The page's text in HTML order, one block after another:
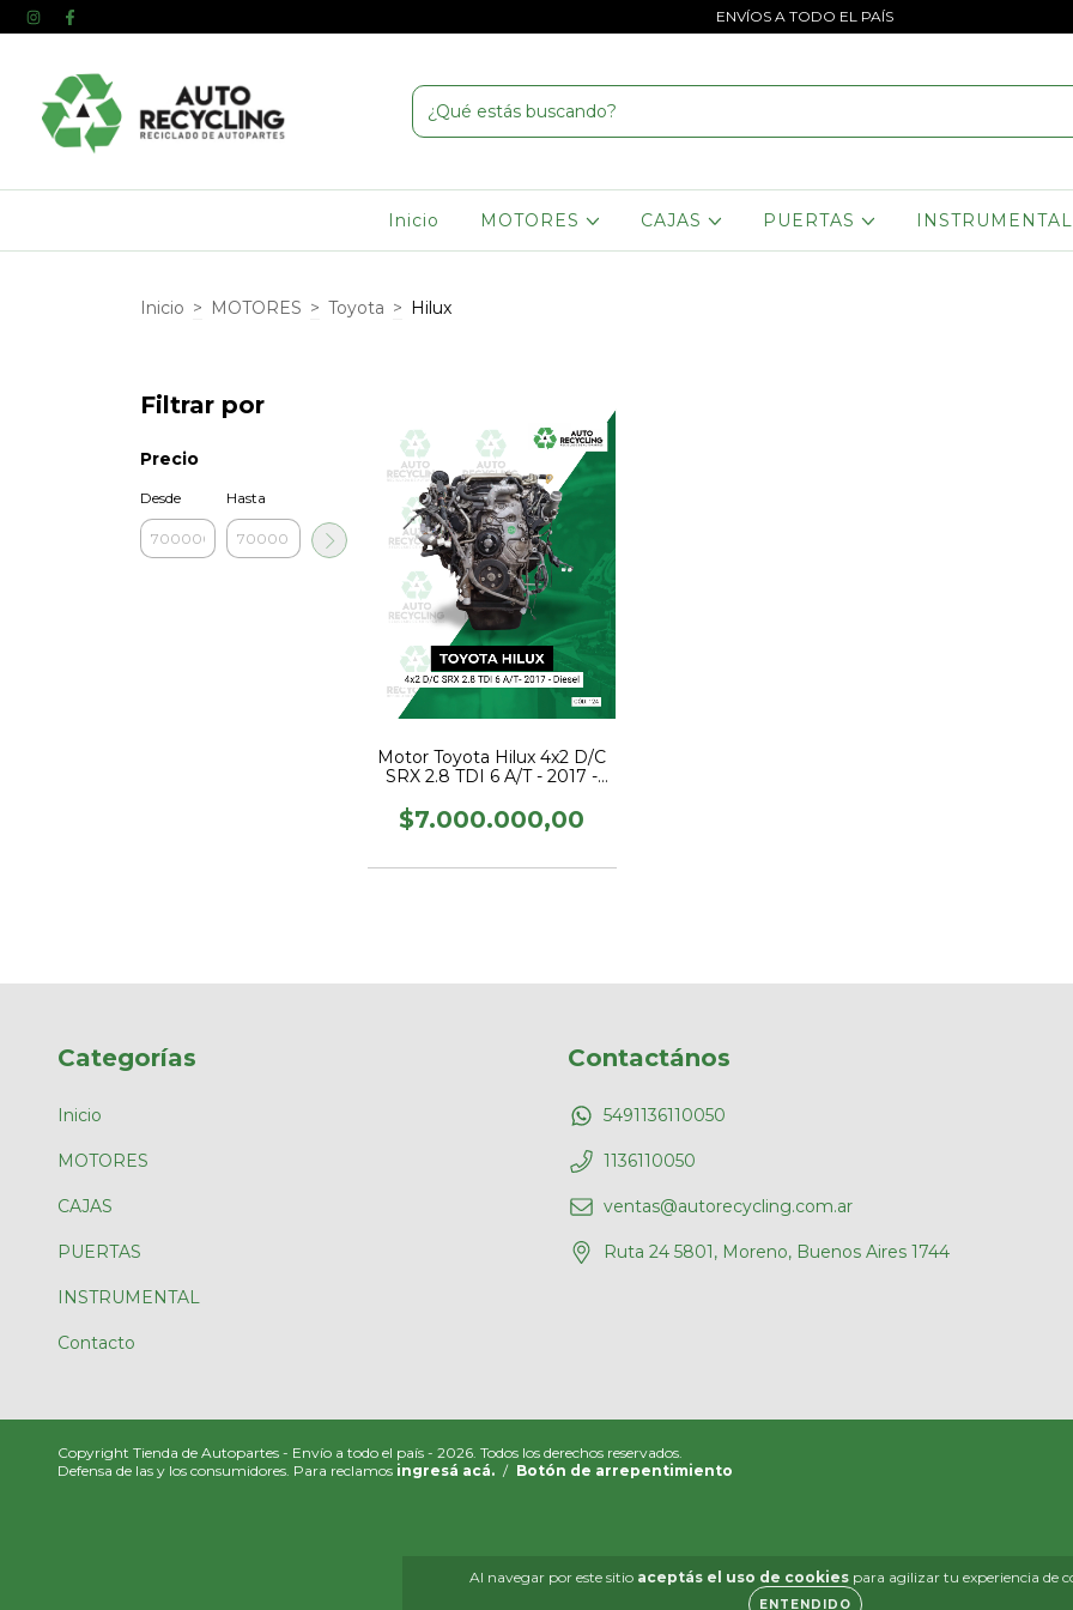
ENVÍOS A TODO EL PAÍS
Inicio MOTORES CAJAS PUERTAS INSTRUMENTAL
Al navegar por este sitio aceptás el uso de cookies para agilizar tu experiencia de
ENTENDIDO
Inicio > MOTORES > Toyota > Hilux
Filtrar por
Precio
Desde Hasta
Motor Toyota Hilux 4x2 D/C
SRX 2.8 TDI 6 A/T - 2017 -
$7.000.000,00
Categorías
Inicio
MOTORES
CAJAS
PUERTAS
INSTRUMENTAL
Contacto
Contactános
5491136110050
1136110050
ventas@autorecycling.com.ar
Ruta 24 5801, Moreno, Buenos Aires 1744
Copyright Tienda de Autopartes - Envío a todo el país - 2026. Todos los derechos reservados.
Defensa de las y los consumidores. Para reclamos ingresá acá. / Botón de arrepentimiento